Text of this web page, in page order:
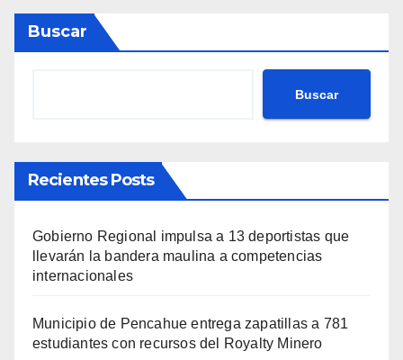
Buscar
Buscar
Recientes Posts
Gobierno Regional impulsa a 13 deportistas que
llevarán la bandera maulina a competencias
internacionales
Municipio de Pencahue entrega zapatillas a 781
estudiantes con recursos del Royalty Minero